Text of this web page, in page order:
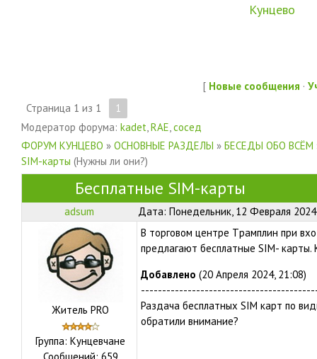
Кунцево
[ Новые сообщения ·
Страница 1 из 1
1
Модератор форума: kadet,RAE,сосед
ФОРУМ КУНЦЕВО » ОСНОВНЫЕ РАЗДЕЛЫ » БЕСЕДЫ ОБО ВСЁМ
SIM-карты (Нужны ли они?)
Бесплатные SIM-карты
adsum Дата: Понедельник, 12 Февраля
Житель PRO
Группа: Кунцевчане
В торговом центре Tрамплин при
предлагают бесплатные SIM- карты.
Добавлено (20 Апреля 2024, 21:08)
Раздача бесплатных SIM карт по
обратили внимание?